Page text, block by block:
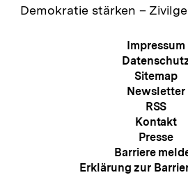
a
n
Zur
Demokratie stärken –
Meta-
Impressum
Sitemap
Newsletter
RSS
Kontakt
Presse
Barriere
Erklärung zur